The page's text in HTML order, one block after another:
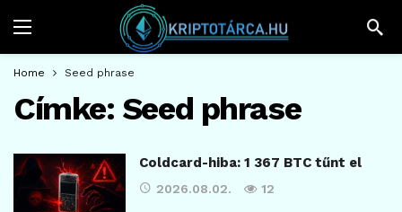
Home Seed phrase
Címke: Seed phrase
Coldcard-hiba: 1 367 BTC tűnt el
2026.08.02. 12